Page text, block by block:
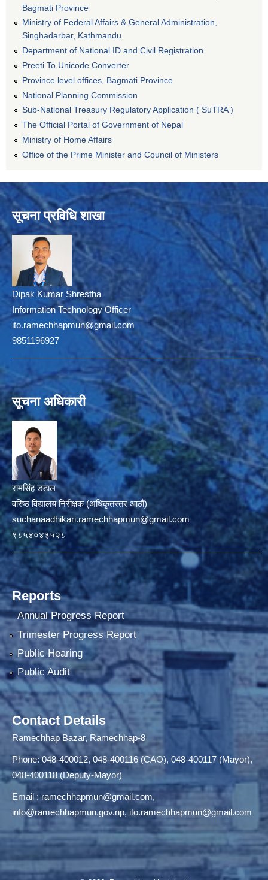
Bagmati Province
Ministry of Federal Affairs & General Administration,
Singhadarbar, Kathmandu
Department of National ID and Civil Registration
Preeti To Unicode Converter
Province level offices, Bagmati Province
National Planning Commission
Sub-National Treasury Regulatory Application ( SuTRA )
The Official Portal of Government of Nepal
Ministry of Home Affairs
Office of the Prime Minister and Council of Ministers
सूचना प्रविधि शाखा
Dipak Kumar Shrestha
Information Technology Officer
ito.ramechhapmun@gmail.com
9851196927
सूचना अधिकारी
रामसिंह डडाल
वरिष्ठ विद्यालय निरीक्षक (अधिकृतस्तर आठौं)
suchanaadhikari.ramechhapmun@gmail.com
९८५४०४३५२८
Reports
Annual Progress Report
Trimester Progress Report
Public Hearing
Public Audit
Contact Details
Ramechhap Bazar, Ramechhap-8
Phone: 048-400012, 048-400116 (CAO), 048-400117 (Mayor),
048-400118 (Deputy-Mayor)
Email :ramechhapmun@gmail.com,
info@ramechhapmun.gov.np, ito.ramechhapmun@gmail.com